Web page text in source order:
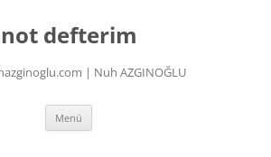
not defterim
| Nuh AZGINOĞLU
Menü